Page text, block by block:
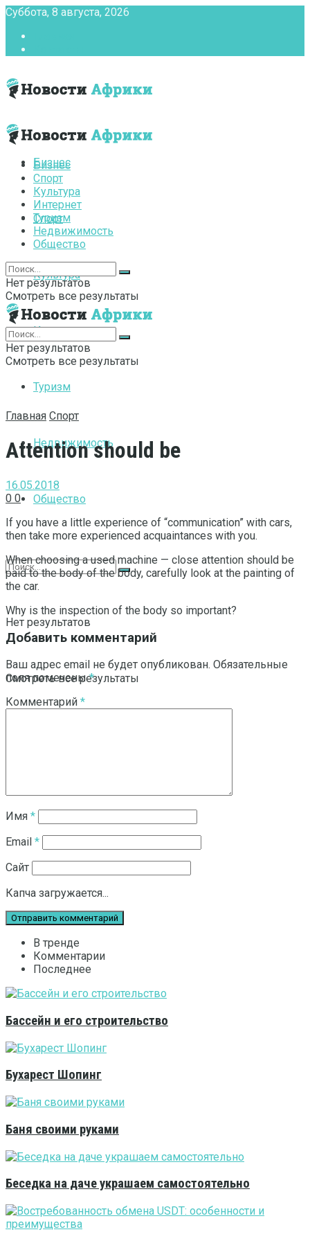
Суббота, 8 августа, 2026
Бизнес
Спорт
Культура
Интернет
Туризм
Недвижимость
Общество
Нет результатов
Смотреть все результаты
Бизнес
Спорт
Культура
Интернет
Туризм
Недвижимость
Общество
Нет результатов
Смотреть все результаты
Нет результатов
Смотреть все результаты
Главная Спорт
Attention should be
16.05.2018
0 0
If you have a little experience of “communication” with cars,
then take more experienced acquaintances with you.
When choosing a used machine — close attention should be
paid to the body of the body, carefully look at the painting of
the car.
Why is the inspection of the body so important?
Добавить комментарий
Ваш адрес email не будет опубликован. Обязательные
поля помечены*
Комментарий *
Имя *
Email *
Сайт
Капча загружается...
В тренде
Комментарии
Последнее
Бассейн и его строительство
Бухарест Шопинг
Баня своими руками
Беседка на даче украшаем самостоятельно